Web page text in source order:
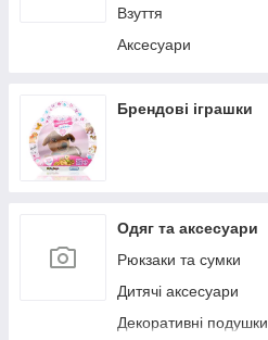
Взуття
Аксесуари
Брендові іграшки
Одяг та аксесуари
Рюкзаки та сумки
Дитячі аксесуари
Декоративні подушки